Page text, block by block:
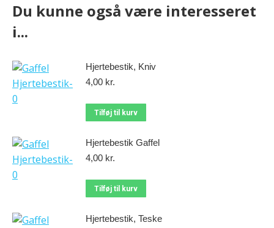
Du kunne også være interesseret
i...
Hjertebestik, Kniv
4,00 kr.
Tilføj til kurv
Hjertebestik Gaffel
4,00 kr.
Tilføj til kurv
Hjertebestik, Teske